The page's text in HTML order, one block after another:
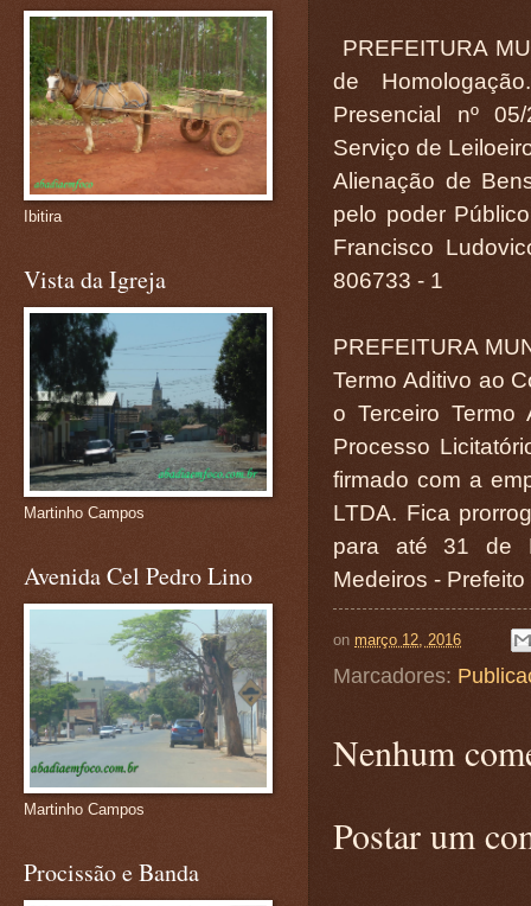
PREFEITURA
de
Presencial nº
Serviço de
Alienação de
pelo poder
Francisco
806733 - 1
PREFEITURA
Termo Aditivo ao
o Terceiro Termo
Processo
firmado com a
LTDA. Fica
para até 31 de
Medeiros -
on março 12, 2016
Marcadores:
Nenhum
Postar um
Ibitira
Vista da Igreja
Martinho Campos
Avenida Cel Pedro Lino
Martinho Campos
Procissão e Banda